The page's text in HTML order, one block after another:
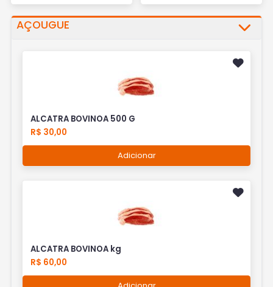
AÇOUGUE
ALCATRA BOVINOA 500 G
R$ 30,00
Adicionar
ALCATRA BOVINOA kg
R$ 60,00